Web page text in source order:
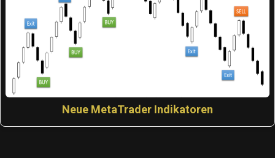
Neue MetaTrader Indikatoren